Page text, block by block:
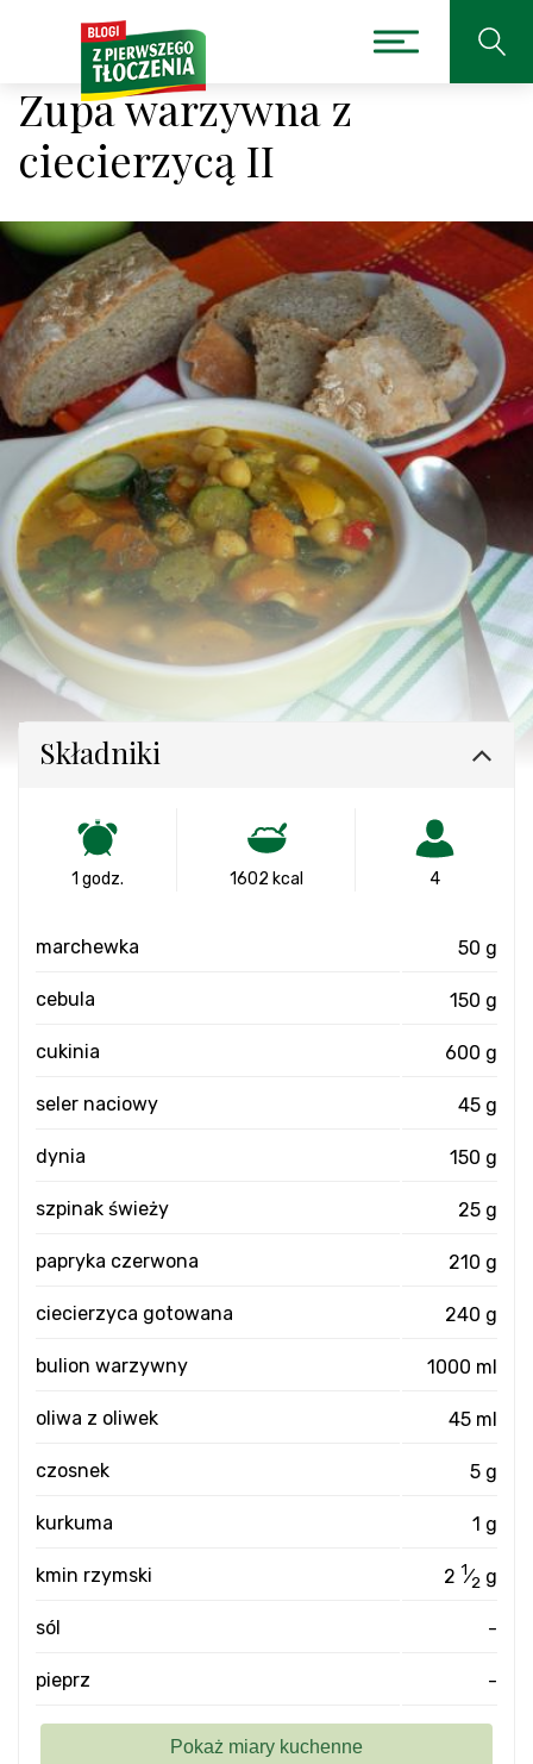
Zupa warzywna z
ciecierzycą II
Składniki
1 godz. 1602 kcal 4
marchewka 50 g
cebula 150 g
cukinia 600 g
seler naciowy 45 g
dynia 150 g
szpinak świeży 25 g
papryka czerwona 210 g
ciecierzyca gotowana 240 g
bulion warzywny 1000 ml
oliwa z oliwek 45 ml
czosnek 5 g
kurkuma 1 g
kmin rzymski 2 1⁄2 g
sól -
pieprz -